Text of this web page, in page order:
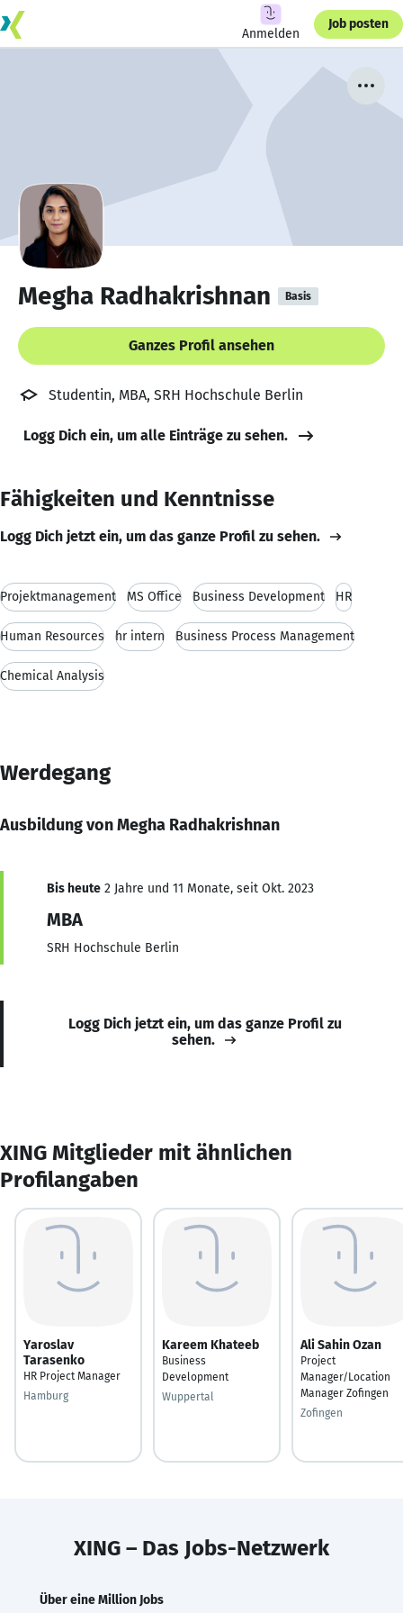
Anmelden
Job posten
Megha Radhakrishnan Basis
Ganzes Profil ansehen
Studentin, MBA, SRH Hochschule Berlin
Logg Dich ein, um alle Einträge zu sehen.
Fähigkeiten und Kenntnisse
Logg Dich jetzt ein, um das ganze Profil zu sehen.
Projektmanagement MS Office Business Development HR
Human Resources hr intern Business Process Management
Chemical Analysis
Werdegang
Ausbildung von Megha Radhakrishnan
Bis heute 2 Jahre und 11 Monate, seit Okt. 2023
MBA
SRH Hochschule Berlin
Logg Dich jetzt ein, um das ganze Profil zu
sehen.
XING Mitglieder mit ähnlichen
Profilangaben
Yaroslav
Tarasenko
HR Project Manager
Hamburg
Kareem Khateeb
Business
Development
Wuppertal
Ali Sahin Ozan
Project
Manager/Location
Manager Zofingen
Zofingen
XING – Das Jobs-Netzwerk
Über eine Million Jobs